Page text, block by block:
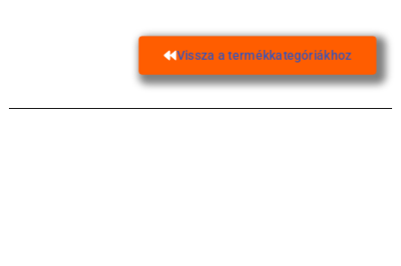
Vissza a termékkategóriákhoz